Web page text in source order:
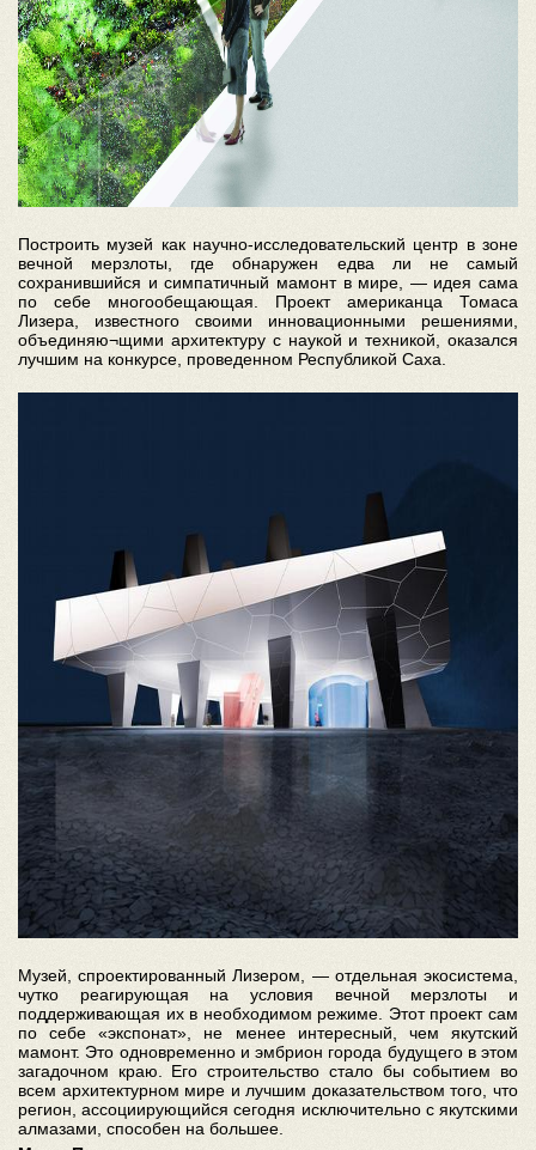
Построить музей как научно-исследовательский центр в зоне
вечной мерзлоты, где обнаружен едва ли не самый
сохранившийся и симпатичный мамонт в мире, — идея сама
по себе многообещающая. Проект американца Томаса
Лизера, известного своими инновационными решениями,
объединяю¬щими архитектуру с наукой и техникой, оказался
лучшим на конкурсе, проведенном Республикой Саха.
Музей, спроектированный Лизером, — отдельная экосистема,
чутко реагирующая на условия вечной мерзлоты и
поддерживающая их в необходимом режиме. Этот проект сам
по себе «экспонат», не менее интересный, чем якутский
мамонт. Это одновременно и эмбрион города будущего в этом
загадочном краю. Его строительство стало бы событием во
всем архитектурном мире и лучшим доказательством того, что
регион, ассоциирующийся сегодня исключительно с якутскими
алмазами, способен на большее.